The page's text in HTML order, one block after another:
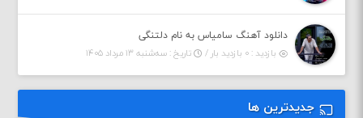
دانلود آهنگ سامیاس به نام دلتنگی
بازدید : ۰ بازدید بار /
تاریخ : سه‌شنبه ۱۳ مرداد ۱۴۰۵
جدیدترین ها